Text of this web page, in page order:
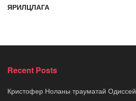
ЯРИЛЦЛАГА
Recent Posts
Кристофер Ноланы трауматай Одиссей